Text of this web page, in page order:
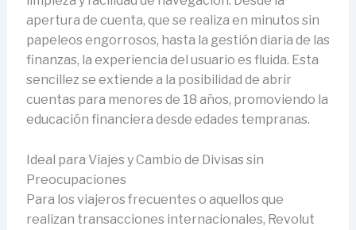
apertura de cuenta, que se realiza en minutos sin
papeleos engorrosos, hasta la gestión diaria de las
finanzas, la experiencia del usuario es fluida. Esta
sencillez se extiende a la posibilidad de abrir
cuentas para menores de 18 años, promoviendo la
educación financiera desde edades tempranas.
Ideal para Viajes y Cambio de Divisas sin
Preocupaciones
Para los viajeros frecuentes o aquellos que
realizan transacciones internacionales, Revolut